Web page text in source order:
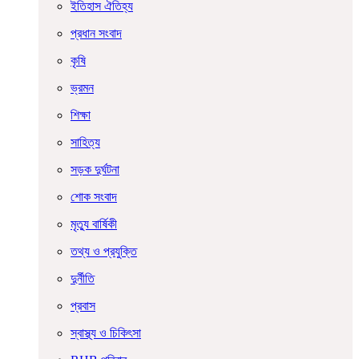
ইতিহাস ঐতিহ্য
প্রধান সংবাদ
কৃষি
ভ্রমন
শিক্ষা
সাহিত্য
সড়ক দুর্ঘটনা
শোক সংবাদ
মৃত্যু বার্ষিকী
তথ্য ও প্রযুক্তি
দুর্নীতি
প্রবাস
স্বাস্থ্য ও চিকিৎসা